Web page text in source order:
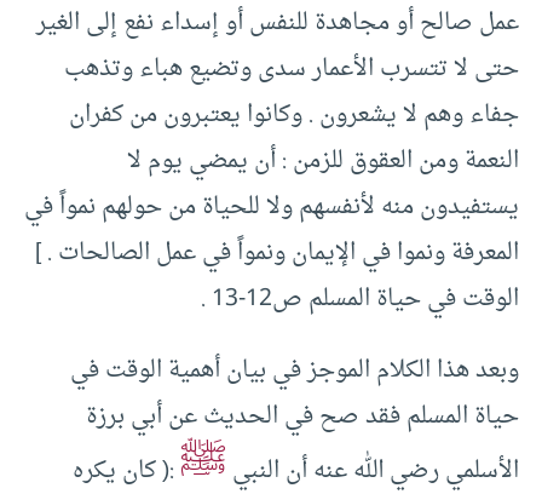
عمل صالح أو مجاهدة للنفس أو إسداء نفع إلى الغير
حتى لا تتسرب الأعمار سدى وتضيع هباء وتذهب
جفاء وهم لا يشعرون . وكانوا يعتبرون من كفران
النعمة ومن العقوق للزمن : أن يمضي يوم لا
يستفيدون منه لأنفسهم ولا للحياة من حولهم نمواً في
المعرفة ونموا في الإيمان ونمواً في عمل الصالحات . ]
الوقت في حياة المسلم ص12-13 .
وبعد هذا الكلام الموجز في بيان أهمية الوقت في
حياة المسلم فقد صح في الحديث عن أبي برزة
الأسلمي رضي الله عنه أن النبيﷺ:( كان يكره